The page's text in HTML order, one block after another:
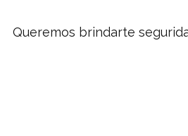
Queremos brindarte